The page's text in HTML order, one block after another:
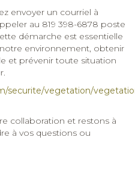
envoyer un courriel à
au 819 398-6878 poste
démarche est essentielle
environnement, obtenir
et prévenir toute situation
securite/vegetation/
collaboration et restons à
à vos questions ou